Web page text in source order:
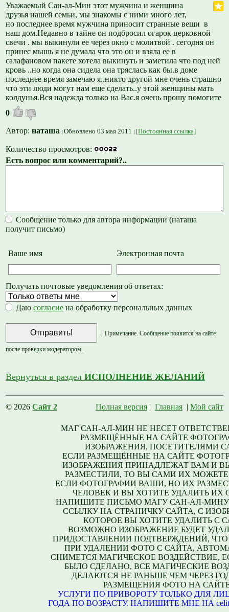
Уважаемый Сан-ал-Мин этот мужчина и женщина
друзья нашей семьи, мы знакомы с ними много лет,
но последнее время мужчина приносит странные вещи в
наш дом.Недавно в тайне он подбросил огарок церковной
свечи . мы выкинули ее через окно с молитвой . сегодня он
принес мышь я не думала что это он и взяла ее в
салафановом пакете хотела выкинуть и заметила что под ней
кровь ..но когда она сидела она тряслась как бы.в доме
последнее время замечаю я..никто другой мне очень страшно
что эти люди могут нам еще сделать..у этой женщины мать
колдунья.Вся надежда только на Вас.я очень прошу помогите
0
Автор:наташа Обновлено 03 мая 2011 [Постоянная ссылка]
Количество просмотров:
Есть вопрос или комментарий?..
Сообщение только для автора информации (наташа
получит письмо)
Ваше имя Электронная почта
Получать почтовые уведомления об ответах:
Даюсогласие на обработку персональных данных
| Примечание. Сообщение появится на сайте
после проверки модератором.
Вернуться в разделИСПОЛНЕНИЕ ЖЕЛАНИЙ
© 2026Сайт 2 Полная версия| Главная| Мой сайт
МАГ САН-АЛ-МИН НЕ НЕСЕТ
РАЗМЕЩЁННЫЕ НА САЙТЕ
ИЗОБРАЖЕНИЯ, ПОСЕТИТЕЛЯМИ
ЕСЛИ РАЗМЕЩЁННЫЕ НА САЙТЕ
ИЗОБРАЖЕНИЯ ПРИНАДЛЕЖАТ ВАМ И
РАЗМЕСТИЛИ, ТО ВЫ САМИ ИХ МОЖЕТЕ
ЕСЛИ ФОТОГРАФИИ ВАШИ, НО ИХ
ЧЕЛОВЕК И ВЫ ХОТИТЕ УДАЛИТЬ ИХ
НАПИШИТЕ ПИСЬМО МАГУ САН-АЛ-
ССЫЛКУ НА СТРАНИЧКУ САЙТА, С
КОТОРОЕ ВЫ ХОТИТЕ УДАЛИТЬ С
ВОЗМОЖНО ИЗОБРАЖЕНИЕ БУДЕТ
ПРИДОСТАВЛЕНИИ ПОДТВЕРЖДЕНИЙ,
ПРИ УДАЛЕНИИ ФОТО С САЙТА,
СНИМЕТСЯ МАГИЧЕСКОЕ ВОЗДЕЙСТВИЕ,
БЫЛО СДЕЛАНО, ВСЕ МАГИЧЕСКИЕ
ДЕЛАЮТСЯ НЕ РАНЬШЕ ЧЕМ ЧЕРЕЗ
РАЗМЕЩЕНИЯ ФОТО НА
УСЛУГИ ПО ПРИВОРОТУ ТОЛЬКО ДЛЯ
ГОДА ПО ВОЗРАСТУ. НАПИШИТЕ МНЕ НА